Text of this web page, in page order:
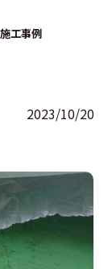
工事例
2023/10/20